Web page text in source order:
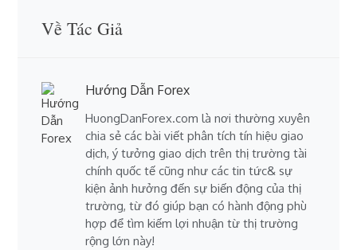
Về Tác Giả
Hướng Dẫn Forex
HuongDanForex.com là nơi thường xuyên
chia sẻ các bài viết phân tích tín hiệu giao
dịch, ý tưởng giao dịch trên thị trường tài
chính quốc tế cũng như các tin tức& sự
kiện ảnh hưởng đến sự biến động của thị
trường, từ đó giúp bạn có hành động phù
hợp để tìm kiếm lợi nhuận từ thị trường
rộng lớn này!